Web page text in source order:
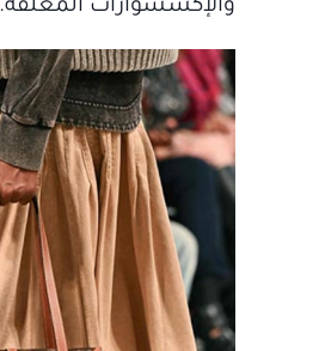
والإكسسوارات المعلقة.